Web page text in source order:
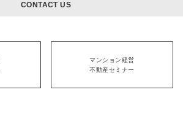
CONTACT US
マンション経営
不動産セミナー